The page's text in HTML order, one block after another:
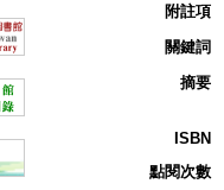
附註項
關鍵詞
摘要
ISBN
點閱次數